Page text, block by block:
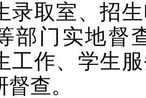
录取室、招
部门实地督
工作、学生
查。